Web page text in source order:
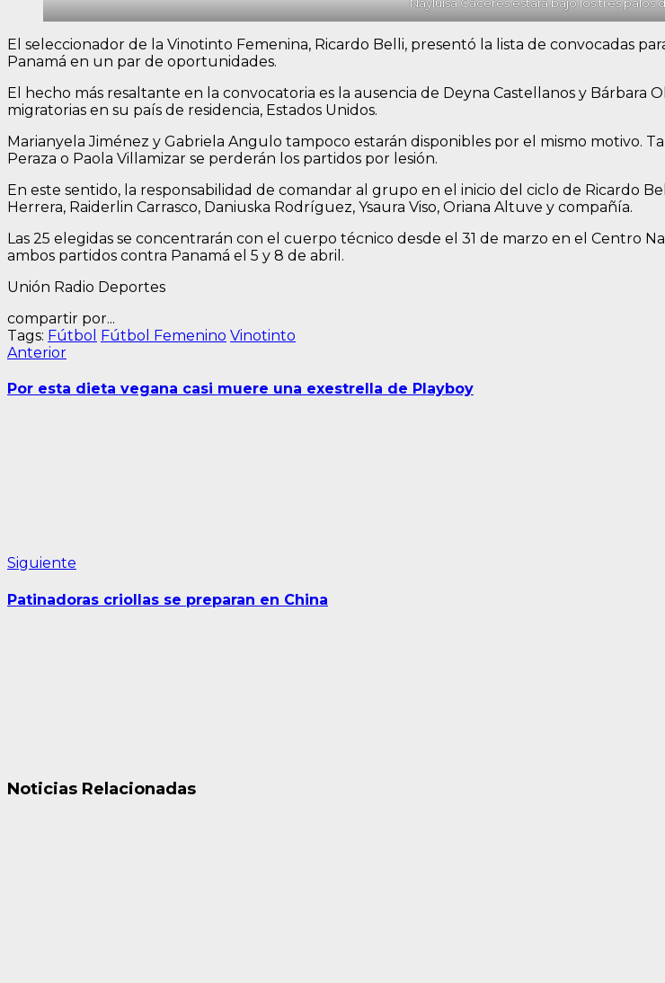
El seleccionador de la Vinotinto Femenina, Ricardo Belli, presentó la lista de convocadas
Panamá en un par de oportunidades.
El hecho más resaltante en la convocatoria es la ausencia de Deyna Castellanos y
migratorias en su país de residencia, Estados Unidos.
Marianyela Jiménez y Gabriela Angulo tampoco estarán disponibles por el mismo motivo.
Peraza o Paola Villamizar se perderán los partidos por lesión.
En este sentido, la responsabilidad de comandar al grupo en el inicio del ciclo de Ricardo
Herrera, Raiderlin Carrasco, Daniuska Rodríguez, Ysaura Viso, Oriana Altuve y compañía.
Las 25 elegidas se concentrarán con el cuerpo técnico desde el 31 de marzo en el Centro
ambos partidos contra Panamá el 5 y 8 de abril.
Unión Radio Deportes
compartir por...
Tags: Fútbol Fútbol Femenino Vinotinto
Navegación
de
AnteriorEntrada
Por esta dieta vegana casi muere una exestrella de Playboy
Siguiente
Patinadoras criollas se preparan en China
Noticias Relacionadas